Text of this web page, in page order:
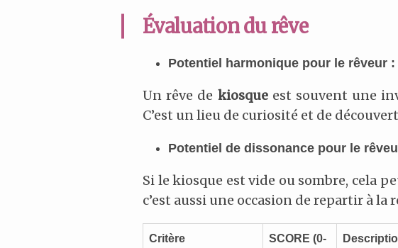
Évaluation du rêve
Potentiel harmonique pour le rêveur :
Un rêve de kiosqueest souvent une
C’est un lieu de curiosité et de
Potentiel de dissonance pour le
Si le kiosque est vide ou sombre, cela
c’est aussi une occasion de repartir à
Critère SCORE (0-